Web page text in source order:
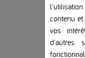
contenu
vos
d'autres